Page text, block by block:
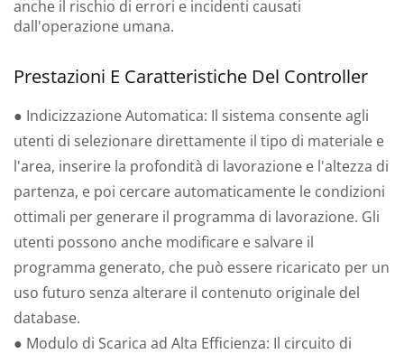
anche il rischio di errori e incidenti causati
dall'operazione umana.
Prestazioni E Caratteristiche Del Controller
● Indicizzazione Automatica: Il sistema consente agli
utenti di selezionare direttamente il tipo di materiale e
l'area, inserire la profondità di lavorazione e l'altezza di
partenza, e poi cercare automaticamente le condizioni
ottimali per generare il programma di lavorazione. Gli
utenti possono anche modificare e salvare il
programma generato, che può essere ricaricato per un
uso futuro senza alterare il contenuto originale del
database.
● Modulo di Scarica ad Alta Efficienza: Il circuito di